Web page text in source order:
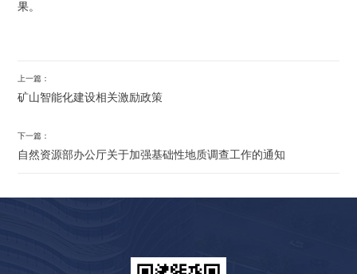
果。
上一篇：
矿山智能化建设相关激励政策
下一篇：
自然资源部办公厅关于加强基础性地质调查工作的通知